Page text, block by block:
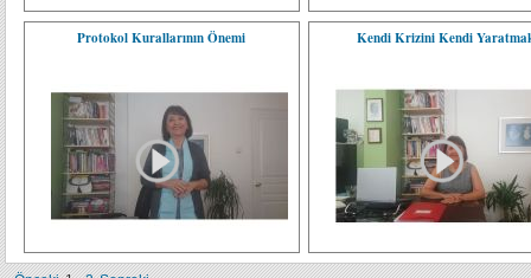
Protokol Kurallarının Önemi Kendi Krizini Kendi